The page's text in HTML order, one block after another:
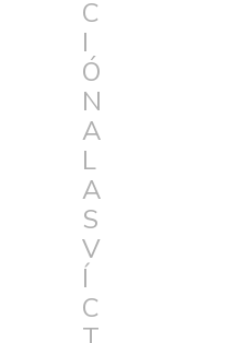
C
I
Ó
N
A
L
A
S
V
Í
C